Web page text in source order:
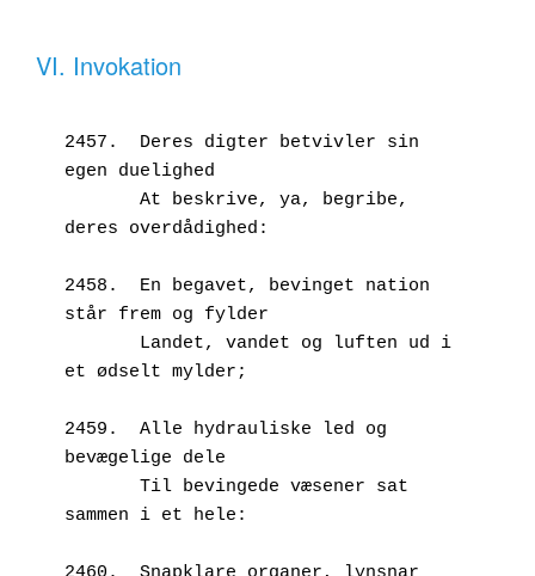
VI. Invokation
2457.  Deres digter betvivler sin
egen duelighed
deres overdådighed:
2458.  En begavet, bevinget nation
står frem og fylder
et ødselt mylder;
2459.  Alle hydrauliske led og
bevægelige dele
sammen i et hele: